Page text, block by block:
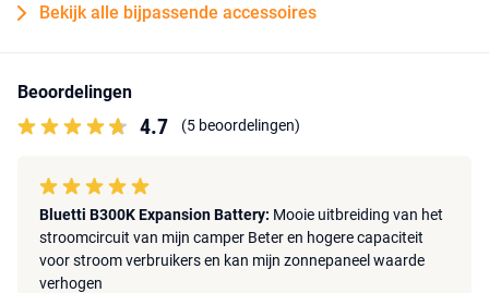
Bekijk alle bijpassende accessoires
Beoordelingen
4.7 (5 beoordelingen)
Bluetti B300K Expansion Battery: Mooie uitbreiding van het
stroomcircuit van mijn camper Beter en hogere capaciteit
voor stroom verbruikers en kan mijn zonnepaneel waarde
verhogen